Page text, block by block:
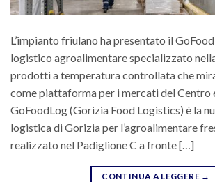
L’impianto friulano ha presentato il
logistico agroalimentare specializzato
prodotti a temperatura controllata che
come piattaforma per i mercati del Centro
GoFoodLog (Gorizia Food Logistics) è la
logistica di Gorizia per l’agroalimentare
realizzato nel Padiglione C a fronte […]
CONTINUA A LEGGERE →